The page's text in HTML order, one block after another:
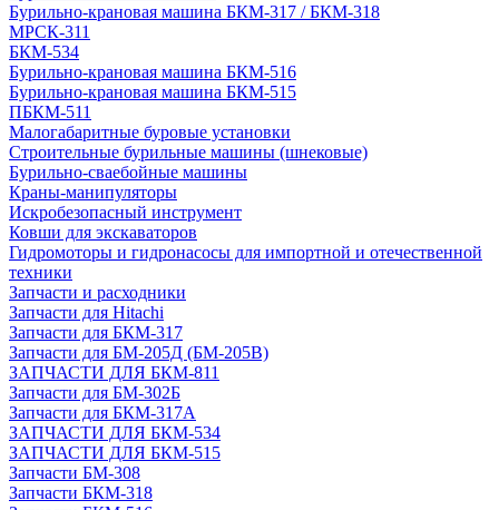
Бурильно-крановая машина БКМ-317 / БКМ-318
МРСК-311
БКМ-534
Бурильно-крановая машина БКМ-516
Бурильно-крановая машина БКМ-515
ПБКМ-511
Малогабаритные буровые установки
Строительные бурильные машины (шнековые)
Бурильно-сваебойные машины
Краны-манипуляторы
Искробезопасный инструмент
Ковши для экскаваторов
Гидромоторы и гидронасосы для импортной и отечественной
техники
Запчасти и расходники
Запчасти для Hitachi
Запчасти для БКМ-317
Запчасти для БМ-205Д (БМ-205В)
ЗАПЧАСТИ ДЛЯ БКМ-811
Запчасти для БМ-302Б
Запчасти для БКМ-317А
ЗАПЧАСТИ ДЛЯ БКМ-534
ЗАПЧАСТИ ДЛЯ БКМ-515
Запчасти БМ-308
Запчасти БКМ-318